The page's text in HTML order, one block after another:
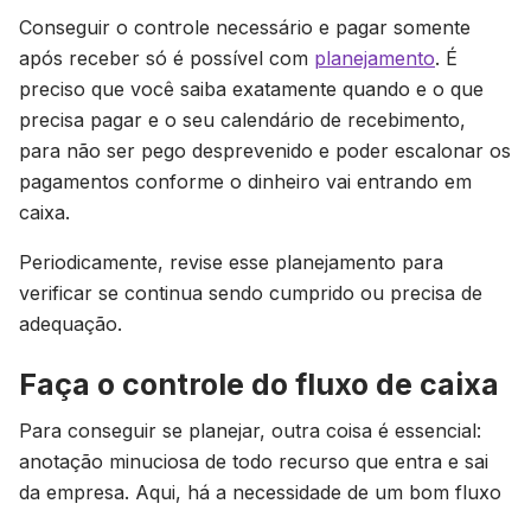
Conseguir o controle necessário e pagar somente
após receber só é possível com planejamento. É
preciso que você saiba exatamente quando e o que
precisa pagar e o seu calendário de recebimento,
para não ser pego desprevenido e poder escalonar os
pagamentos conforme o dinheiro vai entrando em
caixa.
Periodicamente, revise esse planejamento para
verificar se continua sendo cumprido ou precisa de
adequação.
Faça o controle do fluxo de caixa
Para conseguir se planejar, outra coisa é essencial:
anotação minuciosa de todo recurso que entra e sai
da empresa. Aqui, há a necessidade de um bom fluxo